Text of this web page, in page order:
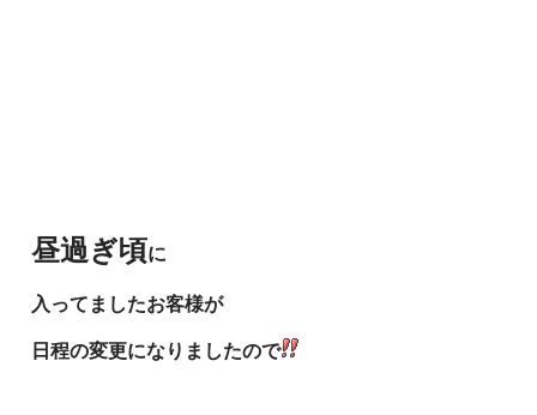
昼過ぎ頃に
入ってましたお客様が
日程の変更になりましたので